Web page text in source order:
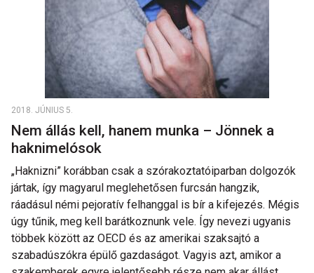
2018. JÚNIUS 5.
Nem állás kell, hanem munka – Jönnek a
haknimelósok
„Haknizni” korábban csak a szórakoztatóiparban dolgozók
jártak, így magyarul meglehetősen furcsán hangzik,
ráadásul némi pejoratív felhanggal is bír a kifejezés. Mégis
úgy tűnik, meg kell barátkoznunk vele. Így nevezi ugyanis
többek között az OECD és az amerikai szaksajtó a
szabadúszókra épülő gazdaságot. Vagyis azt, amikor a